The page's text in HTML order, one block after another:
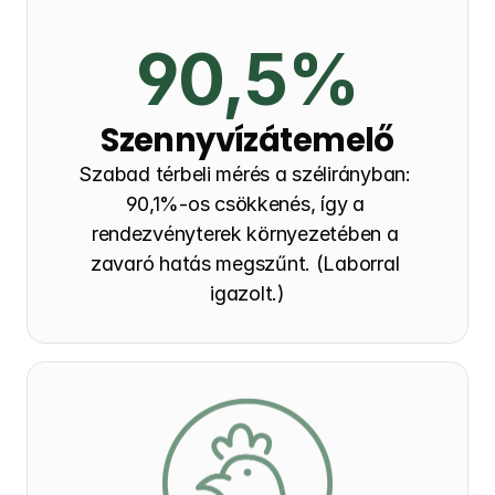
90,5%
Szennyvízátemelő
Szabad térbeli mérés a szélirányban:
90,1%-os csökkenés, így a
rendezvényterek környezetében a
zavaró hatás megszűnt. (Laborral
igazolt.)